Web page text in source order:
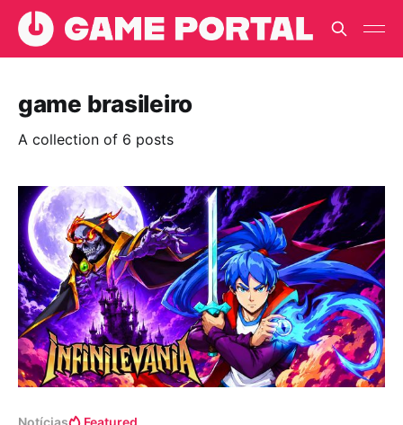
game brasileiro
A collection of 6 posts